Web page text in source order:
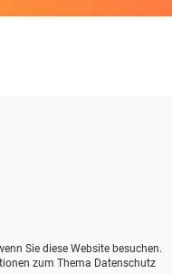
Sie diese Website besuchen.
zum Thema Datenschutz